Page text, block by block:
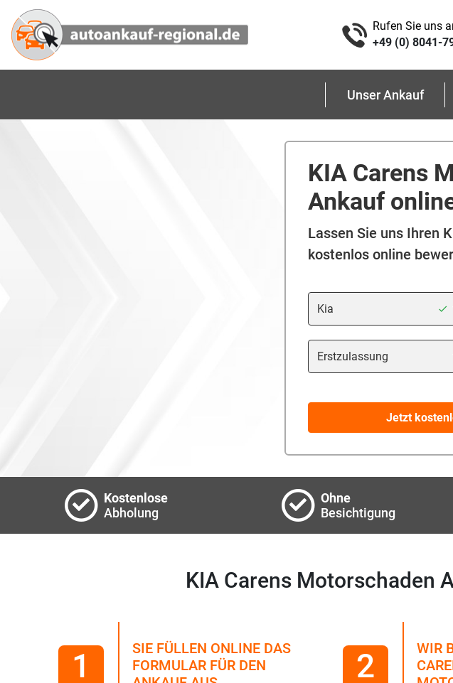
Rufen Sie uns
+49 (0) 8041-
Unser Ankauf
KIA Carens
Ankauf
Lassen Sie uns Ihren
kostenlos online
Marke
Year
Jetzt
Kostenlose
Abholung
Ohne
Besichtigung
KIA Carens Motorschaden
1
SIE FÜLLEN ONLINE DAS
FORMULAR FÜR DEN
2
WIR